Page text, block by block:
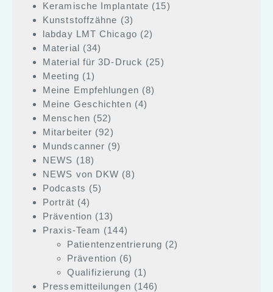
Keramische Implantate (15)
Kunststoffzähne (3)
labday LMT Chicago (2)
Material (34)
Material für 3D-Druck (25)
Meeting (1)
Meine Empfehlungen (8)
Meine Geschichten (4)
Menschen (52)
Mitarbeiter (92)
Mundscanner (9)
NEWS (18)
NEWS von DKW (8)
Podcasts (5)
Porträt (4)
Prävention (13)
Praxis-Team (144)
Patientenzentrierung (2)
Prävention (6)
Qualifizierung (1)
Pressemitteilungen (146)